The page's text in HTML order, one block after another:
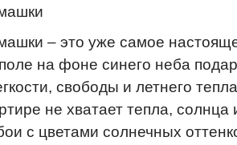
– это уже самое
на фоне синего неба
свободы и летнего
не хватает тепла,
с цветами солнечных